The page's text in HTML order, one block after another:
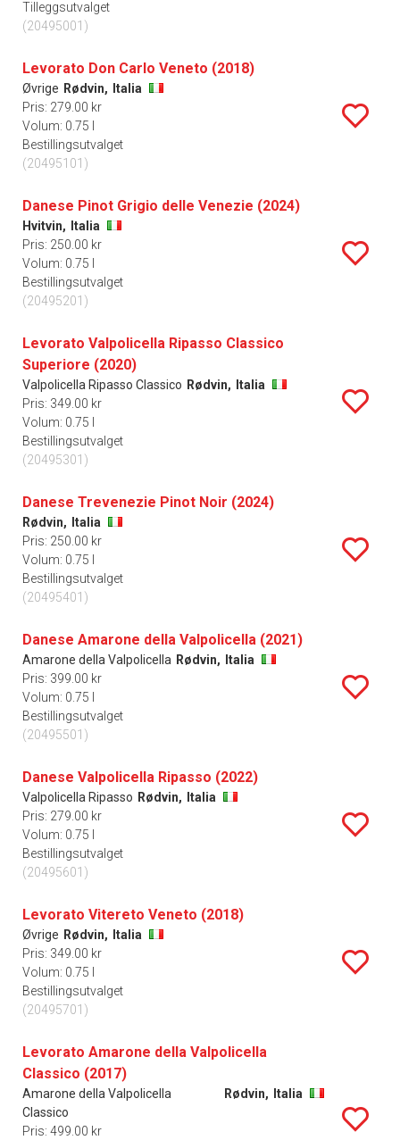
Tilleggsutvalget
(20495001)
Levorato Don Carlo Veneto (2018)
Øvrige Rødvin,
Italia
Pris: 279.00 kr
Volum: 0.75 l
Bestillingsutvalget
(20495101)
Danese Pinot Grigio delle Venezie (2024)
Hvitvin,
Italia
Pris: 250.00 kr
Volum: 0.75 l
Bestillingsutvalget
(20495201)
Levorato Valpolicella Ripasso Classico
Superiore (2020)
Valpolicella Ripasso Classico Rødvin,
Italia
Pris: 349.00 kr
Volum: 0.75 l
Bestillingsutvalget
(20495301)
Danese Trevenezie Pinot Noir (2024)
Rødvin,
Italia
Pris: 250.00 kr
Volum: 0.75 l
Bestillingsutvalget
(20495401)
Danese Amarone della Valpolicella (2021)
Amarone della Valpolicella Rødvin,
Italia
Pris: 399.00 kr
Volum: 0.75 l
Bestillingsutvalget
(20495501)
Danese Valpolicella Ripasso (2022)
Valpolicella Ripasso Rødvin,
Italia
Pris: 279.00 kr
Volum: 0.75 l
Bestillingsutvalget
(20495601)
Levorato Vitereto Veneto (2018)
Øvrige Rødvin,
Italia
Pris: 349.00 kr
Volum: 0.75 l
Bestillingsutvalget
(20495701)
Levorato Amarone della Valpolicella
Classico (2017)
Amarone della Valpolicella
Classico
Rødvin, Italia
Pris: 499.00 kr